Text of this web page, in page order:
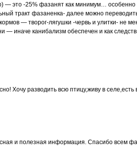
— это -25% фазанят как минимум…
тракт фазаненка- далее можно
— творог-лягушки -червь и улитки- не
— иначе канибализм обеспечен и как
Хочу разводить всю птицу,живу в
и полезная информация. Спасибо всем